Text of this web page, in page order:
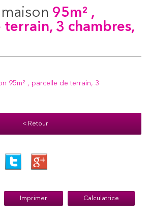
95m² ,
terrain, 3 chambres,
95m² , parcelle de terrain, 3
< Retour
Imprimer Calculatrice